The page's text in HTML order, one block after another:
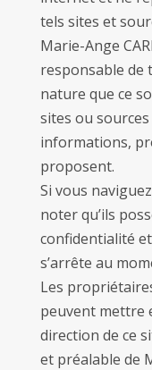
tels sites et
Marie-Ange
responsable de
nature que ce
sites ou
informations,
proposent.
Si vous
noter qu’ils
confidentialité
s’arrête au
Les
peuvent mettre
direction de ce
et préalable de